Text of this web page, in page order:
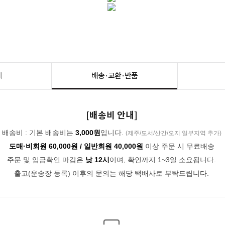
배송·교환·반품
[배송비 안내]
배송비 : 기본 배송비는 3,000원 입니다. (제주/도서/산간/오지 일부지역 추가)
도매·비회원 60,000원 / 일반회원 40,000원 이상 주문 시 무료배송
주문 및 입금확인 마감은 낮 12시 이며, 확인까지 1~3일 소요됩니다.
출고(운송장 등록) 이후의 문의는 해당 택배사로 부탁드립니다.